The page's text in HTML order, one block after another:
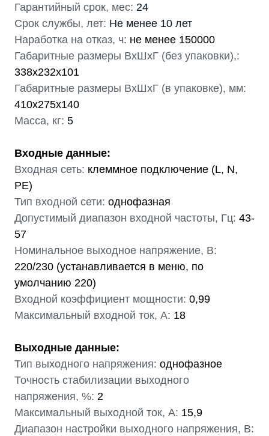
Гарантийный срок, мес: 24
Срок службы, лет: Не менее 10 лет
Наработка на отказ, ч: не менее 150000
Габаритные размеры ВхШхГ (без упаковки),:
338х232х101
Габаритные размеры ВхШхГ (в упаковке), мм:
410х275х140
Масса, кг: 5
Входные данные:
Входная сеть: клеммное подключение (L, N,
PE)
Тип входной сети: однофазная
Допустимый диапазон входной частоты, Гц: 43-
57
Номинальное выходное напряжение, В:
220/230 (устанавливается в меню, по
умолчанию 220)
Входной коэффициент мощности: 0,99
Максимальный входной ток, А: 18
Выходные данные:
Тип выходного напряжения: однофазное
Точность стабилизации выходного
напряжения, %: 2
Максимальный выходной ток, А: 15,9
Диапазон настройки выходного напряжения, В: